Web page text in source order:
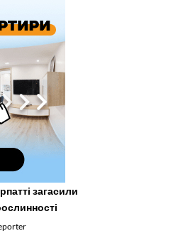
загасили